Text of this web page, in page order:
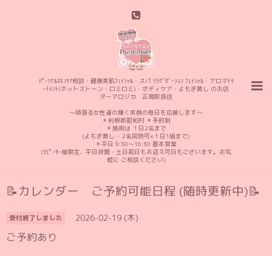
ﾊﾟｰｿﾅﾙｽｷﾝｹｱ相談・健康美肌ﾌｪｲｼｬﾙ・スパ ﾘﾗｸﾞｾﾞｰｼｮﾝ ﾌｪｲｼｬﾙ・アロマﾄﾘ
ｰﾄﾒﾝﾄ(ホットストーン・ロミロミ)・ボディケア・よもぎ蒸し のお店
ダーマロジカ 正規取扱店
〜頑張る女性達の輝く笑顔の毎日を応援します〜
＊利根郡昭和村 ＊予約制
＊施術は １日2名まで
(よもぎ蒸し… 2名同時可×１日1組まで)
＊平日 9:30〜16:30 基本営業
(ﾘﾋﾟｰﾀｰ様限定、平日夜間・土日祝日もお迎え可日もございます。お気
軽に ご相談ください)
📝カレンダー ご予約可能日程 (随時更新中)📝
受付終了しました 2026-02-19 (木)
ご予約あり